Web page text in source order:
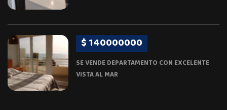
$ 140000000
SE VENDE DEPARTAMENTO CON EXCELENTE
VISTA AL MAR